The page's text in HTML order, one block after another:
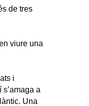
de tres
viure una
i
a
Una